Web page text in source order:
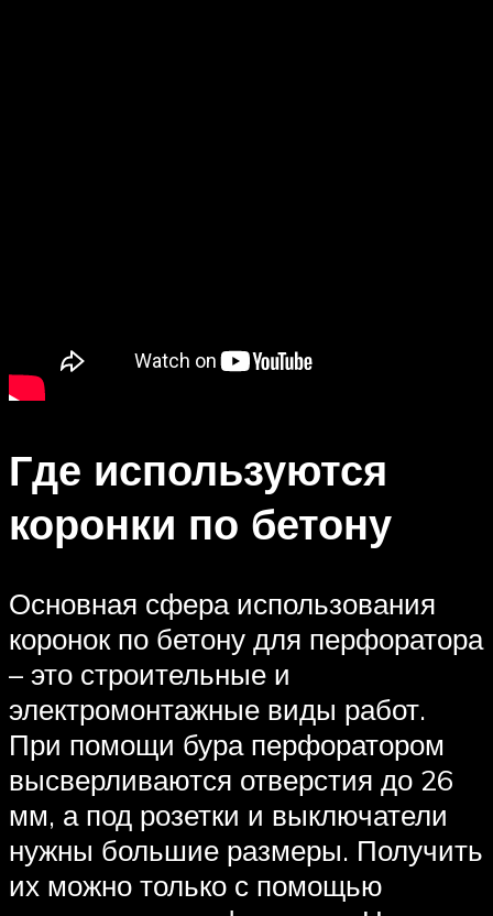
Где используются
коронки по бетону
Основная сфера использования
коронок по бетону для перфоратора
– это строительные и
электромонтажные виды работ.
При помощи бура перфоратором
высверливаются отверстия до 26
мм, а под розетки и выключатели
нужны большие размеры. Получить
их можно только с помощью